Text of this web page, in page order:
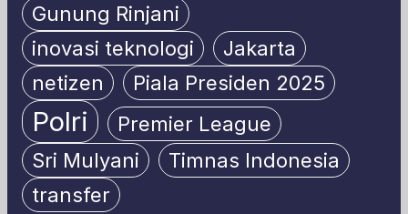
Gunung Rinjani
inovasi teknologi
Jakarta
netizen
Piala Presiden 2025
Polri
Premier League
Sri Mulyani
Timnas Indonesia
transfer